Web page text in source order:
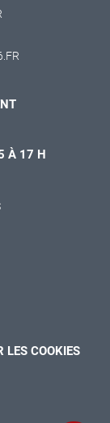
À 17 H
LES COOKIES